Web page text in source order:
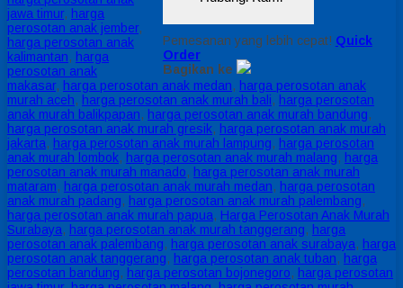
Pemesanan yang lebih cepat! Quick
Order
Bagikan ke
jawa timur, harga
perosotan anak jember,
harga perosotan anak
kalimantan, harga
perosotan anak
makasar, harga perosotan anak medan, harga perosotan anak
murah aceh, harga perosotan anak murah bali, harga perosotan
anak murah balikpapan, harga perosotan anak murah bandung,
harga perosotan anak murah gresik, harga perosotan anak murah
jakarta, harga perosotan anak murah lampung, harga perosotan
anak murah lombok, harga perosotan anak murah malang, harga
perosotan anak murah manado, harga perosotan anak murah
mataram, harga perosotan anak murah medan, harga perosotan
anak murah padang, harga perosotan anak murah palembang,
harga perosotan anak murah papua, Harga Perosotan Anak Murah
Surabaya, harga perosotan anak murah tanggerang, harga
perosotan anak palembang, harga perosotan anak surabaya, harga
perosotan anak tanggerang, harga perosotan anak tuban, harga
perosotan bandung, harga perosotan bojonegoro, harga perosotan